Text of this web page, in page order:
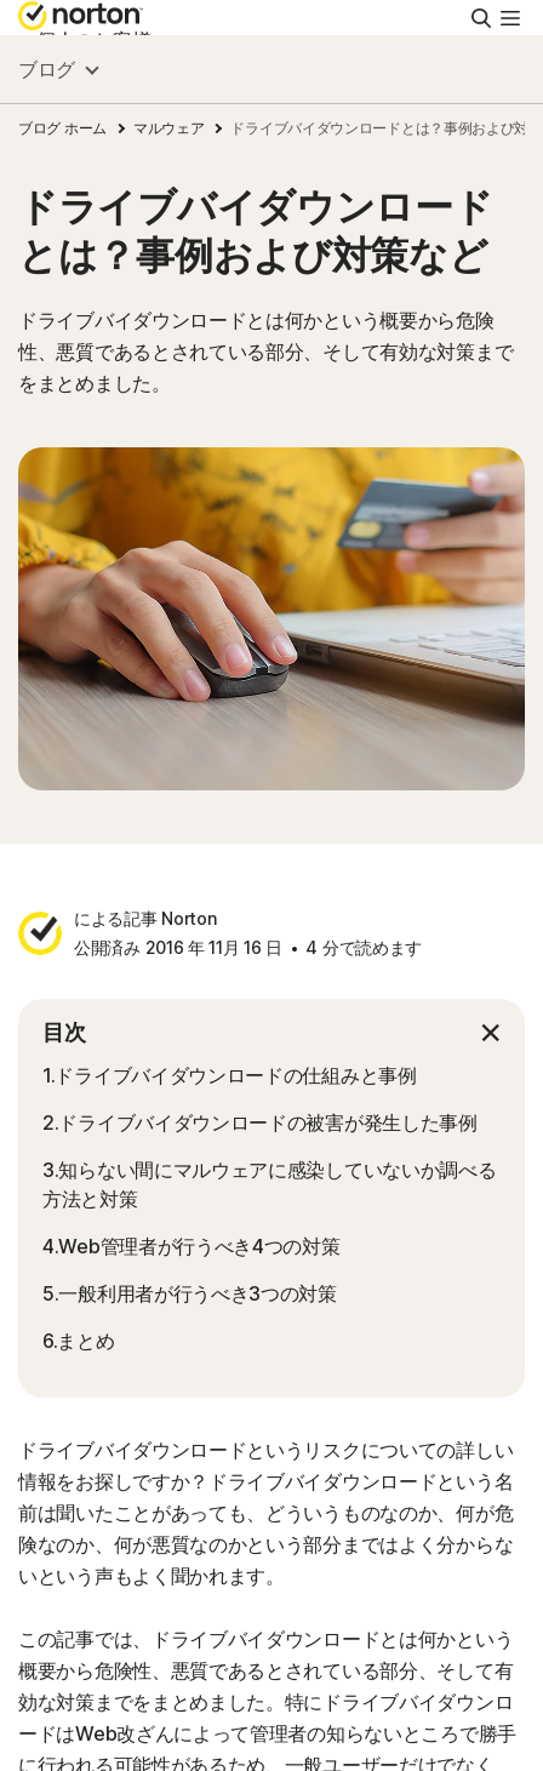
検
索
個人のお客様
スモールビジネス
リソース
サポート
無料体験
サインイン
ブログ
ブログ ホーム マルウェア ドライブバイダウンロードとは？事例および対
ドライブバイダウンロード
とは？事例および対策など
ドライブバイダウンロードとは何かという概要から危険
性、悪質であるとされている部分、そして有効な対策まで
をまとめました。
による記事 Norton
公開済み 2016 年 11月 16 日
4 分で読めます
目次
1.ドライブバイダウンロードの仕組みと事例
2.ドライブバイダウンロードの被害が発生した事例
3.知らない間にマルウェアに感染していないか調べる
方法と対策
4.Web管理者が行うべき4つの対策
5.一般利用者が行うべき3つの対策
6.まとめ
ドライブバイダウンロードというリスクについての詳しい
情報をお探しですか？ドライブバイダウンロードという名
前は聞いたことがあっても、どういうものなのか、何が危
険なのか、何が悪質なのかという部分まではよく分からな
いという声もよく聞かれます。
この記事では、ドライブバイダウンロードとは何かという
概要から危険性、悪質であるとされている部分、そして有
効な対策までをまとめました。特にドライブバイダウンロ
ードはWeb改ざんによって管理者の知らないところで勝手
に行われる可能性があるため、一般ユーザーだけでなく